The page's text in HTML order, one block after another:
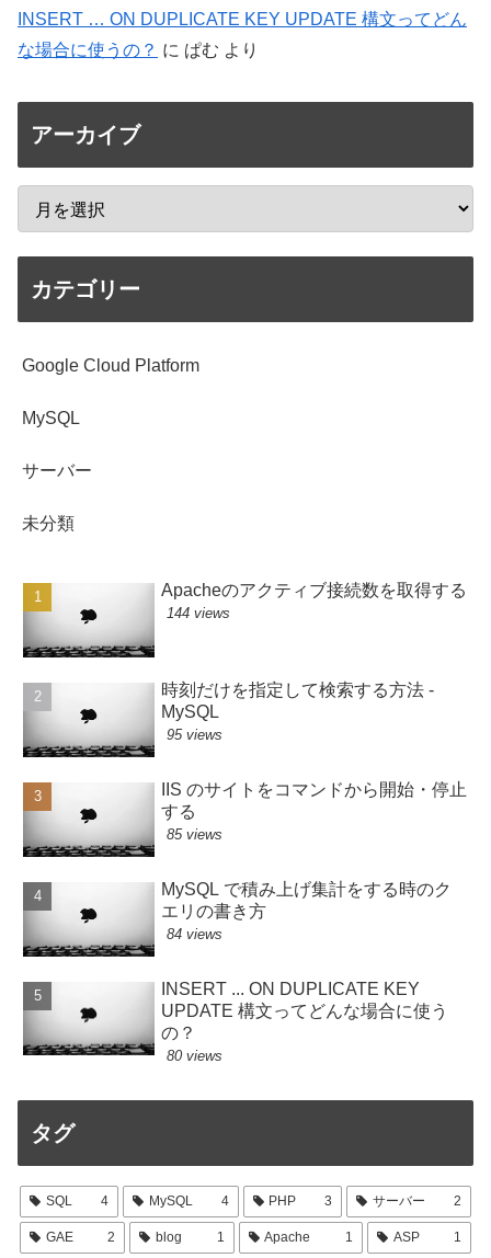
INSERT … ON DUPLICATE KEY UPDATE 構文ってどん
な場合に使うの？ に ぱむ より
アーカイブ
カテゴリー
Google Cloud Platform
MySQL
サーバー
未分類
Apacheのアクティブ接続数を取得する
144 views
時刻だけを指定して検索する方法 -
MySQL
95 views
IIS のサイトをコマンドから開始・停止
する
85 views
MySQL で積み上げ集計をする時のク
エリの書き方
84 views
INSERT ... ON DUPLICATE KEY
UPDATE 構文ってどんな場合に使う
の？
80 views
タグ
SQL 4 MySQL 4 PHP 3 サーバー 2
GAE 2 blog 1 Apache 1 ASP 1